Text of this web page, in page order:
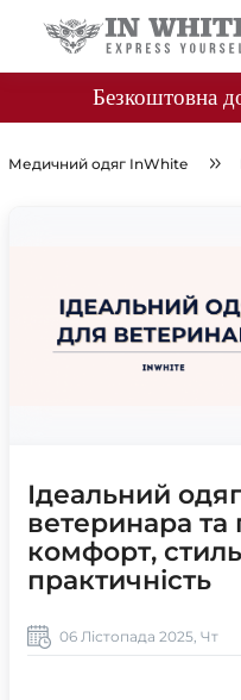
Безкоштовна
Медичний одяг InWhite
Ідеальний
ветеринара та
комфорт, стиль
практичність
06 Лістопада 2025, Чт